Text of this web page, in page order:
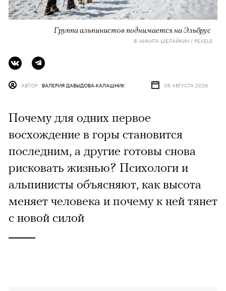
Группа альпинистов поднимается на Эльбрус
© НИКИТА ШЕЛАЙКИН / PEXELS
АВТОР ВАЛЕРИЯ ДАВЫДОВА-КАЛАШНИК 06 АВГУСТА 2026
Почему для одних первое
восхождение в горы становится
последним, а другие готовы снова
рисковать жизнью? Психологи и
альпинисты объясняют, как высота
меняет человека и почему к ней тянет
с новой силой